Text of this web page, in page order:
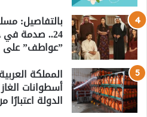
24.. صدمة
”عواطف” على
المملكة
أسطوانات
الدولة اعتبارًا من